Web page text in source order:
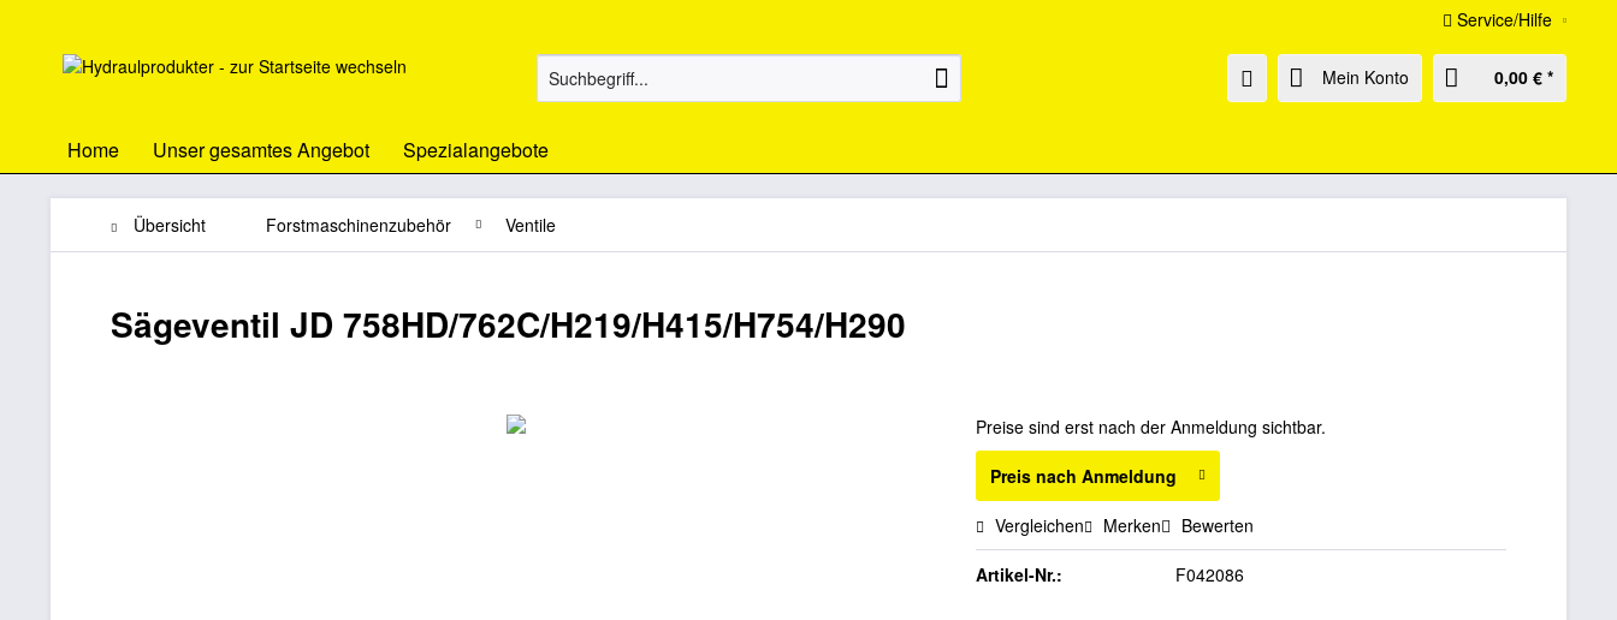
Service/Hilfe
Mein Konto 0,00 € *
Home Unser gesamtes Angebot Spezialangebote
Übersicht Forstmaschinenzubehör Ventile
Sägeventil JD 758HD/762C/H219/H415/H754/H290
Preise sind erst nach der Anmeldung sichtbar.
Preis nach Anmeldung
Vergleichen Merken Bewerten
Artikel-Nr.: F042086